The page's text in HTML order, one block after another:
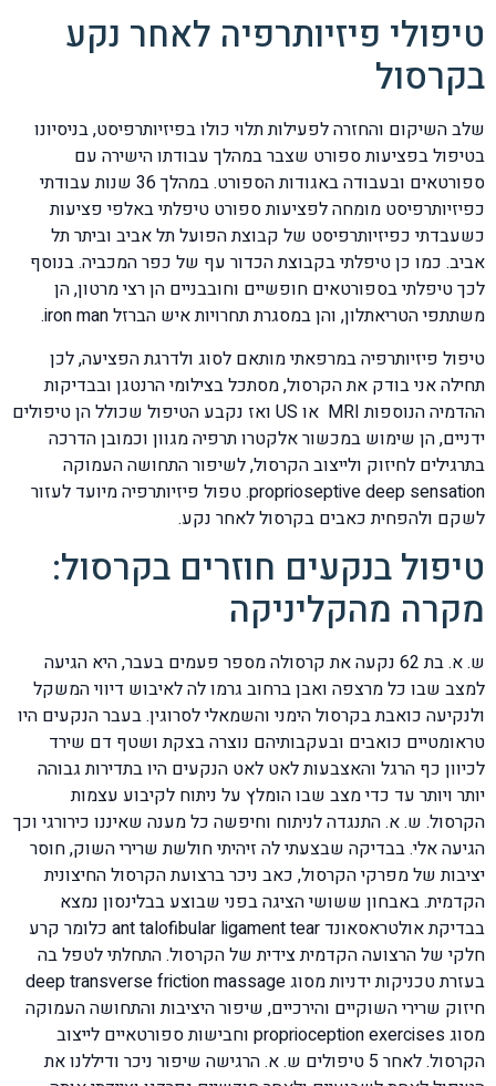
טיפולי פיזיותרפיה לאחר נקע
בקרסול
שלב השיקום והחזרה לפעילות תלוי כולו בפיזיותרפיסט, בניסיונו
בטיפול בפציעות ספורט שצבר במהלך עבודתו הישירה עם
ספורטאים ובעבודה באגודות הספורט. במהלך 36 שנות עבודתי
כפיזיותרפיסט מומחה לפציעות ספורט טיפלתי באלפי פציעות
כשעבדתי כפיזיותרפיסט של קבוצת הפועל תל אביב וביתר תל
אביב. כמו כן טיפלתי בקבוצת הכדור עף של כפר המכביה. בנוסף
לכך טיפלתי בספורטאים חופשיים וחובבניים הן רצי מרטון, הן
משתתפי הטריאתלון, והן במסגרת תחרויות איש הברזל iron man.
טיפול פיזיותרפיה במרפאתי מותאם לסוג ולדרגת הפציעה, לכן
תחילה אני בודק את הקרסול, מסתכל בצילומי הרנטגן ובבדיקות
ההדמיה הנוספות MRI או US ואז נקבע הטיפול שכולל הן טיפולים
ידניים, הן שימוש במכשור אלקטרו תרפיה מגוון וכמובן הדרכה
בתרגילים לחיזוק ולייצוב הקרסול, לשיפור התחושה העמוקה
proprioseptive deep sensation. טפול פיזיותרפיה מיועד לעזור
לשקם ולהפחית כאבים בקרסול לאחר נקע.
טיפול בנקעים חוזרים בקרסול:
מקרה מהקליניקה
ש. א. בת 62 נקעה את קרסולה מספר פעמים בעבר, היא הגיעה
למצב שבו כל מרצפה ואבן ברחוב גרמו לה לאיבוש דיווי המשקל
ולנקיעה כואבת בקרסול הימני והשמאלי לסרוגין. בעבר הנקעים היו
טראומטיים כואבים ובעקבותיהם נוצרה בצקת ושטף דם שירד
לכיוון כף הרגל והאצבעות לאט לאט הנקעים היו בתדירות גבוהה
יותר ויותר עד כדי מצב שבו הומלץ על ניתוח לקיבוע עצמות
הקרסול. ש. א. התנגדה לניתוח וחיפשה כל מענה שאיננו כירורגי וכך
הגיעה אלי. בבדיקה שבצעתי לה זיהיתי חולשת שרירי השוק, חוסר
יציבות של מפרקי הקרסול, כאב ניכר ברצועת הקרסול החיצונית
הקדמית. באבחון ששושי הציגה בפני שבוצע בבלינסון נמצא
בבדיקת אולטראסאונד ant talofibular ligament tear כלומר קרע
חלקי של הרצועה הקדמית צידית של הקרסול. התחלתי לטפל בה
בעזרת טכניקות ידניות מסוג deep transverse friction massage
חיזוק שרירי השוקיים והירכיים, שיפור היציבות והתחושה העמוקה
מסוג proprioception exercises וחבישות ספורטאיים לייצוב
הקרסול. לאחר 5 טיפולים ש. א. הרגישה שיפור ניכר ודיללנו את